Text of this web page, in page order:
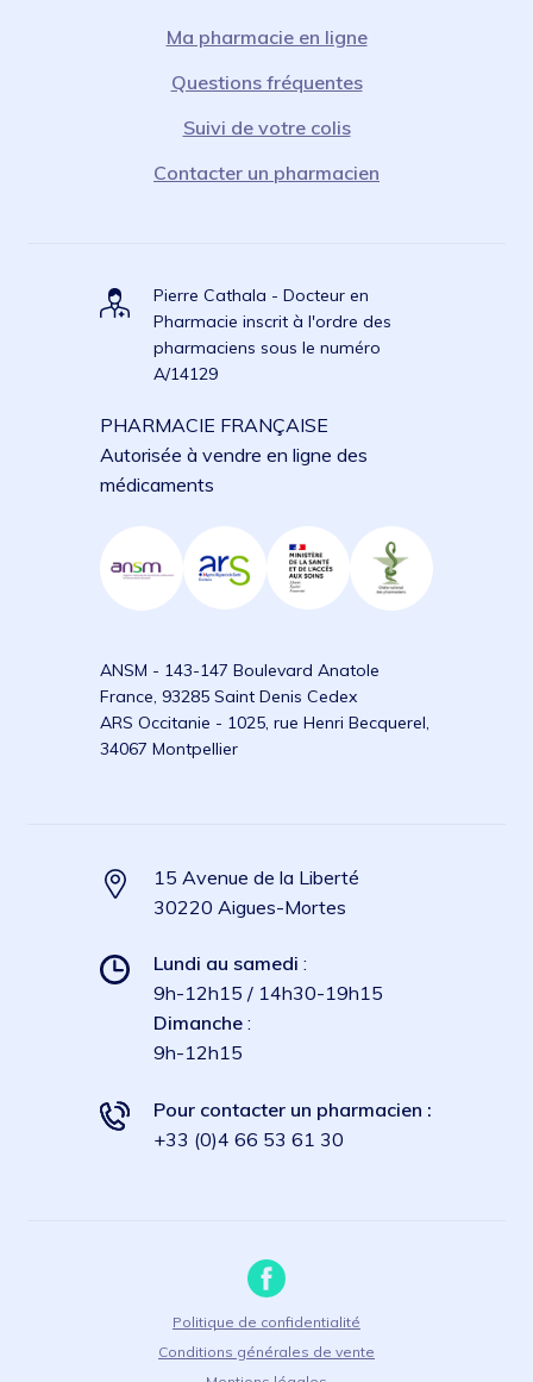
Ma pharmacie en ligne
Questions fréquentes
Suivi de votre colis
Contacter un pharmacien
Pierre Cathala - Docteur en
Pharmacie inscrit à l'ordre des
pharmaciens sous le numéro
A/14129
PHARMACIE FRANÇAISE
Autorisée à vendre en ligne des
médicaments
ANSM - 143-147 Boulevard Anatole
France, 93285 Saint Denis Cedex
ARS Occitanie - 1025, rue Henri Becquerel,
34067 Montpellier
15 Avenue de la Liberté
30220 Aigues-Mortes
Lundi au samedi :
9h-12h15 / 14h30-19h15
Dimanche :
9h-12h15
Pour contacter un pharmacien :
+33 (0)4 66 53 61 30
Politique de confidentialité
Conditions générales de vente